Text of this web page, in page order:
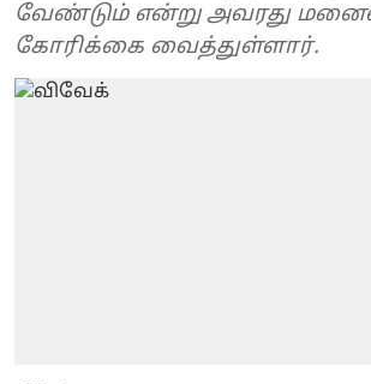
வேண்டும் என்று அவரது
கோரிக்கை வைத்துள்ளார்.